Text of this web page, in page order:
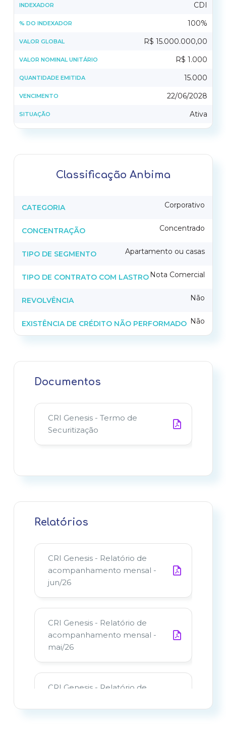
INDEXADOR
% DO INDEXADOR
VALOR GLOBAL
VALOR NOMINAL UNITÁRIO
QUANTIDADE EMITIDA
VENCIMENTO
SITUAÇÃO
CDI
100%
R$ 15.000.000,00
R$ 1.000
15.000
22/06/2028
Ativa
Classificação Anbima
CATEGORIA Corporativo
CONCENTRAÇÃO Concentrado
TIPO DE SEGMENTO Apartamento ou casas
TIPO DE CONTRATO COM LASTRO Nota Comercial
REVOLVÊNCIA Não
EXISTÊNCIA DE CRÉDITO NÃO PERFORMADO Não
Documentos
CRI Genesis - Termo de
Securitização
Relatórios
CRI Genesis - Relatório de
acompanhamento mensal -
jun/26
CRI Genesis - Relatório de
acompanhamento mensal -
mai/26
CRI Genesis - Relatório de
abr/26